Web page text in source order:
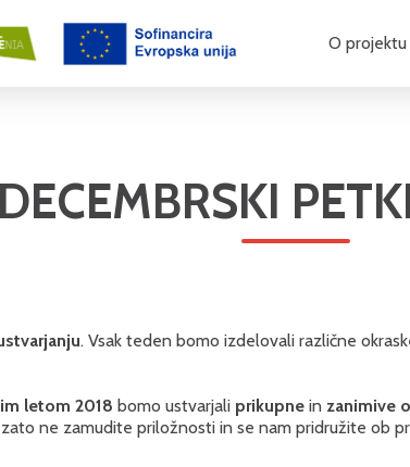
O projektu
. Vsak teden bomo izdelovali različne
letom 2018 bomo ustvarjali prikupne in zanimive
ne zamudite priložnosti in se nam pridružite ob